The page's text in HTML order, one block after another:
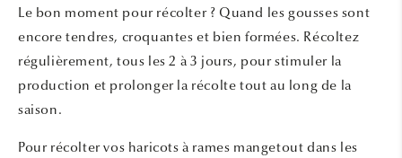
Le bon moment pour récolter ? Quand les gousses sont
encore tendres, croquantes et bien formées. Récoltez
régulièrement, tous les 2 à 3 jours, pour stimuler la
production et prolonger la récolte tout au long de la
saison.
Pour récolter vos haricots à rames mangetout dans les